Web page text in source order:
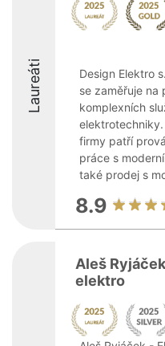
Laureáti
Design Elektro
se zaměřuje na
komplexních
firmy patří
práce s
také prodej s
8.9
Aleš
elektro